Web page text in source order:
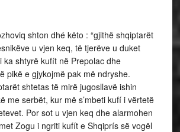
shton dhé këto : “gjithë shqiptarët
u vjen keq, të tjerëve u duket
ka shtyrë kufít në Prepolac dhe
pikë e gjykojmë pak më ndryshe.
shtetas të mirë jugosllavë ishin
me serbët, kur më s’mbeti kufí i vërtetë
Por sot u vjen keq dhe alarmohen
Zogu i ngriti kufít e Shqiprís së vogël